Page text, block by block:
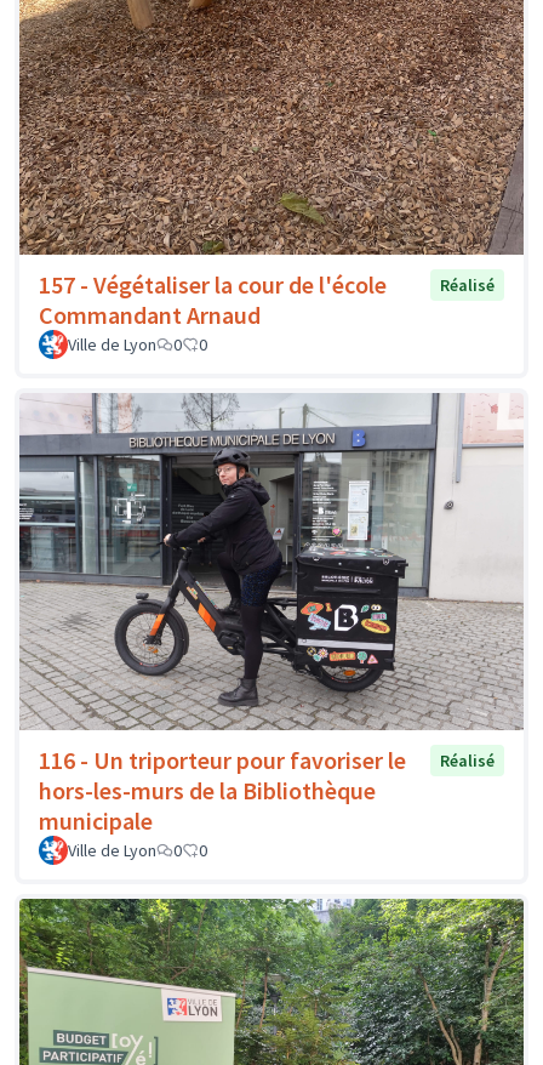
157 - Végétaliser la cour de l'école
Commandant Arnaud
Réalisé
Ville de Lyon 0 0
116 - Un triporteur pour favoriser le
hors-les-murs de la Bibliothèque
municipale
Réalisé
Ville de Lyon 0 0